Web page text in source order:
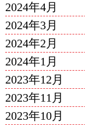
2024年4月
2024年3月
2024年2月
2024年1月
2023年12月
2023年11月
2023年10月